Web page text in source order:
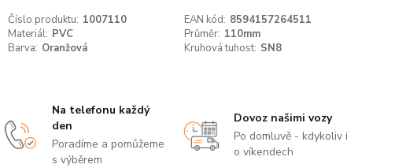
Číslo produktu: 1007110 EAN kód: 8594157264511
Materiál: PVC Průměr: 110mm
Barva: Oranžová Kruhová tuhost: SN8
Na telefonu každý
den
Poradíme a pomůžeme
s výběrem
Dovoz našimi vozy
Po domluvě - kdykoliv i
o víkendech